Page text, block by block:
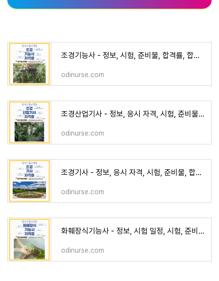
조경기능사 - 정보, 시험, 준비물, 합격률, 합격 공략, 진로 및 전망
odinurse.com
조경산업기사 - 정보, 응시 자격, 시험, 준비물, 합격률, 합격 공략, 진로 및 전
odinurse.com
조경기사 - 정보, 응시 자격, 시험, 준비물, 합격률, 합격 공략, 진로 및 전망
odinurse.com
화훼장식기능사 - 정보, 시험 일정, 시험, 준비물, 합격률, 합격 공략, 진로 및 전망
odinurse.com